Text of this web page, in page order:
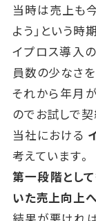
当時は売上も
よう」という時
イプロス導入
員数の少なさ
それから年月
のでお試しで契
当社における
考えています。
第一段階とし
いた売上向上